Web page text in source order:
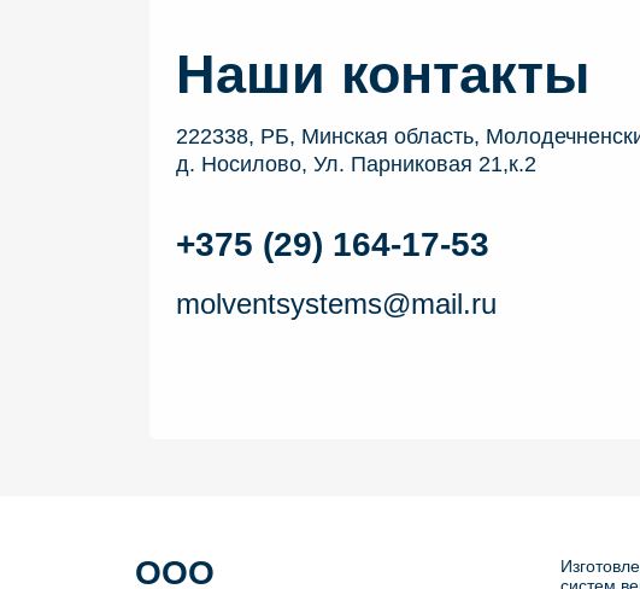
Наши контакты
222338, РБ, Минская область,
д. Носилово, Ул. Парниковая 21,к.2
+375 (29) 164-17-53
molventsystems@mail.ru
ООО